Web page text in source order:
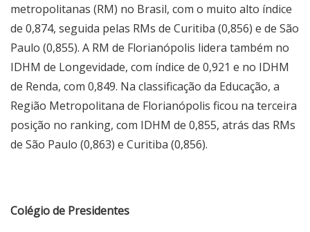
metropolitanas (RM) no Brasil, com o muito alto índice
de 0,874, seguida pelas RMs de Curitiba (0,856) e de São
Paulo (0,855). A RM de Florianópolis lidera também no
IDHM de Longevidade, com índice de 0,921 e no IDHM
de Renda, com 0,849. Na classificação da Educação, a
Região Metropolitana de Florianópolis ficou na terceira
posição no ranking, com IDHM de 0,855, atrás das RMs
de São Paulo (0,863) e Curitiba (0,856).
Colégio de Presidentes